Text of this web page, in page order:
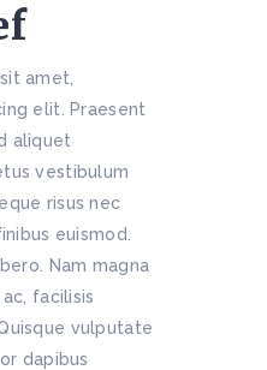
amet,
elit. Praesent
aliquet
vestibulum
risus nec
euismod.
Nam magna
facilisis
vulputate
dapibus